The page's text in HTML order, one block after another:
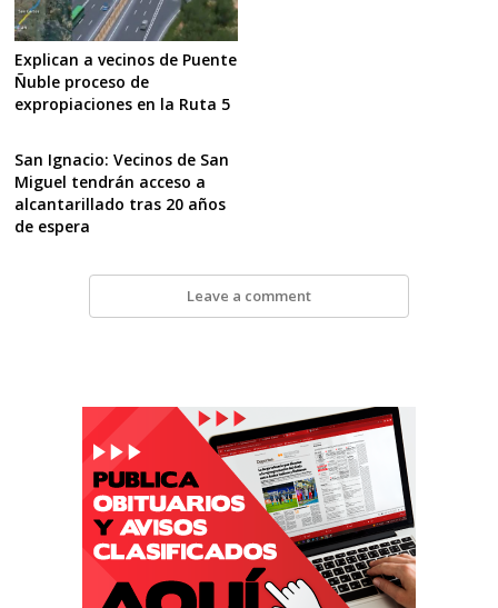
Explican a vecinos de Puente
Ñuble proceso de
expropiaciones en la Ruta 5
San Ignacio: Vecinos de San
Miguel tendrán acceso a
alcantarillado tras 20 años
de espera
Leave a comment